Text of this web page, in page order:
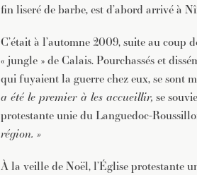
fin liseré de barbe, est d’abord arrivé à
C’était à l’automne 2009, suite au coup
« jungle » de Calais. Pourchassés et
qui fuyaient la guerre chez eux, se sont
a été le premier à les accueillir, se
protestante unie du Languedoc-
région. »
À la veille de Noël, l’Église protestante